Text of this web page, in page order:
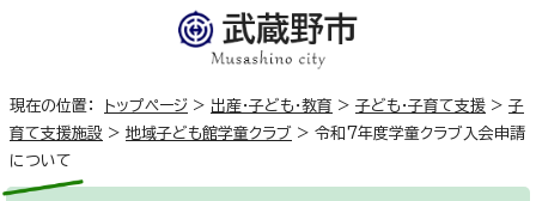
現在の位置： トップページ > 出産・子ども・教育 > 子ども・子育て支援 > 子
育て支援施設 > 地域子ども館学童クラブ > 令和7年度学童クラブ入会申請
について